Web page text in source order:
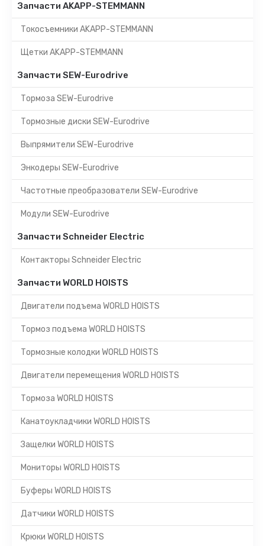
Запчасти AKAPP-STEMMANN
Токосъемники AKAPP-STEMMANN
Щетки AKAPP-STEMMANN
Запчасти SEW-Eurodrive
Тормоза SEW-Eurodrive
Тормозные диски SEW-Eurodrive
Выпрямители SEW-Eurodrive
Энкодеры SEW-Eurodrive
Частотные преобразователи SEW-Eurodrive
Модули SEW-Eurodrive
Запчасти Schneider Electric
Контакторы Schneider Electric
Запчасти WORLD HOISTS
Двигатели подъема WORLD HOISTS
Тормоз подъема WORLD HOISTS
Тормозные колодки WORLD HOISTS
Двигатели перемещения WORLD HOISTS
Тормоза WORLD HOISTS
Канатоукладчики WORLD HOISTS
Защелки WORLD HOISTS
Мониторы WORLD HOISTS
Буферы WORLD HOISTS
Датчики WORLD HOISTS
Крюки WORLD HOISTS